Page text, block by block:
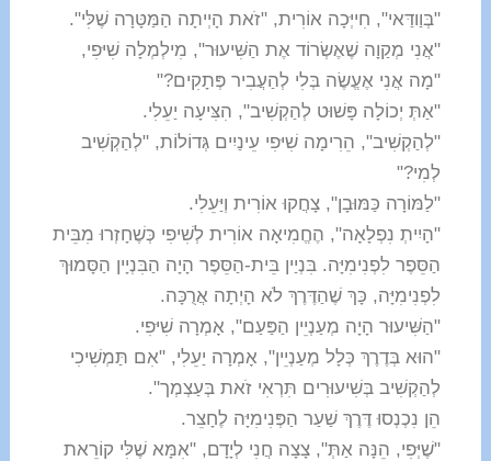
"בְּוַודַּאי", חִייְּכָה אוֹרִית, "זֹאת הָיְיתָה הַמַּטָּרָה שֶׁלִּי".
"אֲנִי מְקַוָה שֶׁאֶשְׂרוֹד אֶת הַשִּׁיעוּר", מִילְמְלָה שִׁיּפִי,
"מָה אֲנִי אֶעֱשֶׂה בְּלִי לְהַעֲבִיר פְּתָקִים?"
"אַתְּ יְכוֹלָה פָּשׁוּט לְהַקְשִׁיב", הִצִּיעָה יַעֵלִי.
"לְהַקְשִׁיב", הֵרִימָה שִׁיּפִי עֵינַיִים גְּדוֹלוֹת, "לְהַקְשִׁיב
לְמִי?"
"לַמּוֹרָה כַּמּוּבָן", צָחֲקוּ אוֹרִית וְיַּעֵלִי.
"הָיִיתְ נִפְלָאָה", הֶחֱמִיאָה אוֹרִית לְשִׁיפִי כְּשֶׁחָזְרוּ מִבֵּית
הַסֵּפֶר לִפְנִימִיָּה. בִּנְיַין בֵּית-הַסֵּפֶר הָיָה הַבִּנְיָין הַסָּמוּךְ
לִפְנִימִיָּה, כָּךְ שֶׁהַדֶּרֶךְ לֹא הָיְתָה אֲרֻכָּה.
"הַשִּׁיעוּר הָיָה מְעַנְיֵין הַפַּעַם", אָמְרָה שִׁיּפִי.
"הוּא בְּדֶרֶךְ כְּלָל מְעַנְיֵין", אָמְרָה יַעֵלִי, "אִם תַּמְשִׁיכִי
לְהַקְשִׁיב בְּשִׁיעוּרִים תִּרְאִי זֹאת בְּעַצְמְך".
הֵן נִכְנְסוּ דֶּרֶךְ שַׁעַר הַפְּנִימִיָּה לֶחָצֵר.
"שֶׁיְּפִי, הֵנָּה אַתְּ", צָצָה חֲנִי לְיָדָם, "אִמָּא שֶׁלִּי קוֹרֵאת